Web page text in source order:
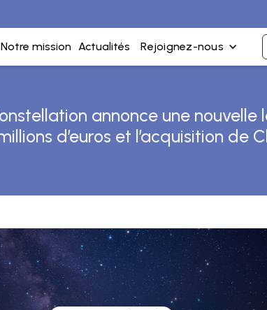
Notre mission Actualités Rejoignez-nous
annonce une nouvelle
d’euros et l’acquisition de